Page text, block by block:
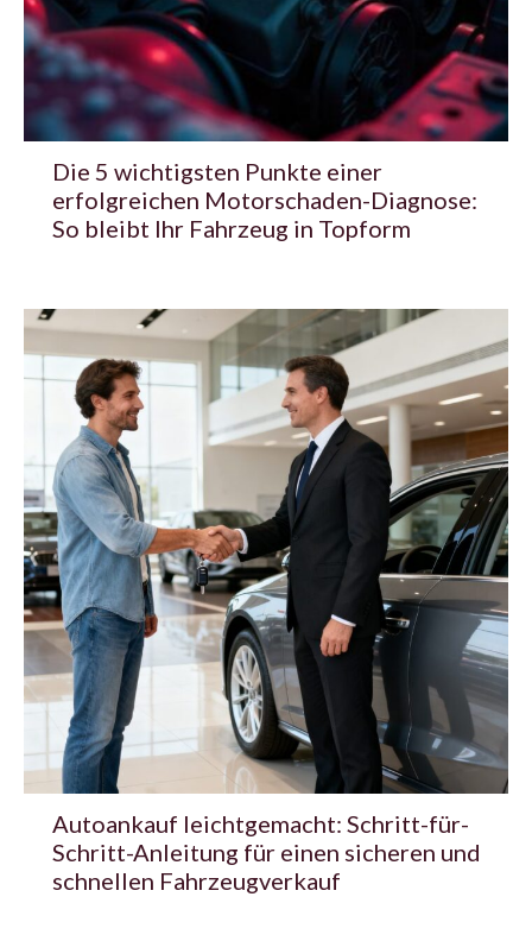
Die 5 wichtigsten Punkte einer
erfolgreichen Motorschaden-Diagnose:
So bleibt Ihr Fahrzeug in Topform
Autoankauf leichtgemacht: Schritt-für-
Schritt-Anleitung für einen sicheren und
schnellen Fahrzeugverkauf